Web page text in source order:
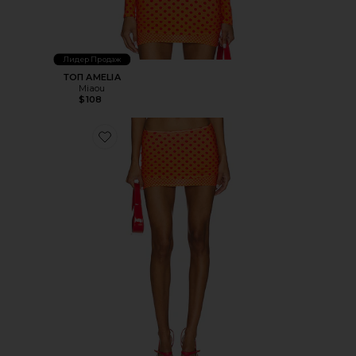
Лидер Продаж
ТОП AMELIA
Miaou
$108
Favorite ЮБКА ELEKTRA